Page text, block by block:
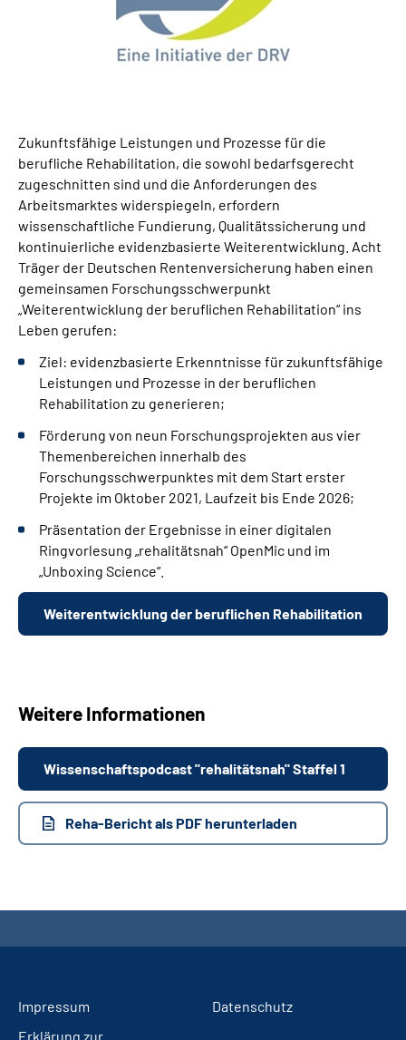
Zukunftsfähige Leistungen und Prozesse für die
berufliche Rehabilitation, die sowohl bedarfsgerecht
zugeschnitten sind und die Anforderungen des
Arbeitsmarktes widerspiegeln, erfordern
wissenschaftliche Fundierung, Qualitätssicherung und
kontinuierliche evidenzbasierte Weiterentwicklung. Acht
Träger der Deutschen Rentenversicherung haben einen
gemeinsamen Forschungsschwerpunkt
„Weiterentwicklung der beruflichen Rehabilitation“ ins
Leben gerufen:
Ziel: evidenzbasierte Erkenntnisse für zukunftsfähige
Leistungen und Prozesse in der beruflichen
Rehabilitation zu generieren;
Förderung von neun Forschungsprojekten aus vier
Themenbereichen innerhalb des
Forschungsschwerpunktes mit dem Start erster
Projekte im Oktober 2021, Laufzeit bis Ende 2026;
Präsentation der Ergebnisse in einer digitalen
Ringvorlesung „rehalitätsnah“ OpenMic und im
„Unboxing Science“.
Weiterentwicklung der beruflichen Rehabilitation
Weitere Informationen
Wissenschaftspodcast "rehalitätsnah" Staffel 1
Reha-Bericht als PDF herunterladen
Impressum
Datenschutz
Erklärung zur